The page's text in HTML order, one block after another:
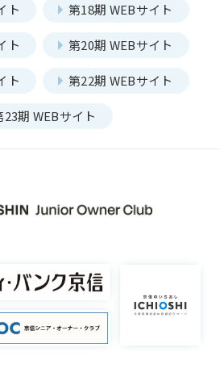
ト 第18期 WEBサイト
ト 第20期 WEBサイト
ト 第22期 WEBサイト
23期 WEBサイト